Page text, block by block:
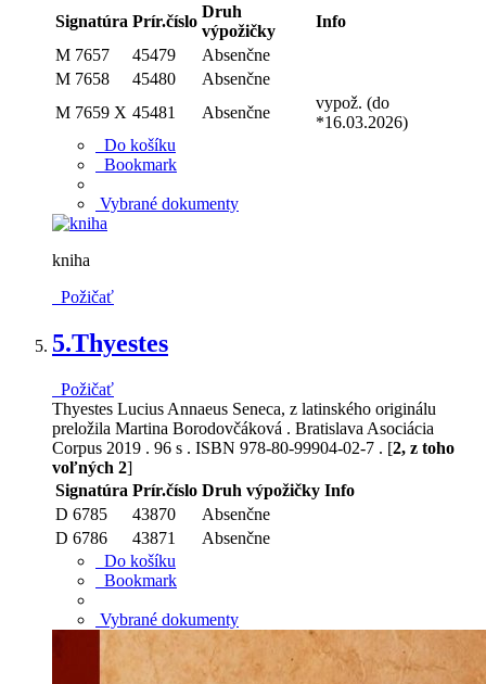
Signatúra Prír.číslo
Druh
výpožičky
Info
M 7657
45479
Absenčne
M 7658
45480
Absenčne
M 7659 X 45481 Absenčne
vypož. (do
*16.03.2026)
Do košíku
Bookmark
Vybrané dokumenty
kniha
Požičať
5.Thyestes
Požičať
Thyestes Lucius Annaeus Seneca, z latinského originálu
preložila Martina Borodovčáková . Bratislava Asociácia
Corpus 2019 . 96 s . ISBN 978-80-99904-02-7 . [2, z toho
voľných 2]
Signatúra Prír.číslo Druh výpožičky Info
D 6785
43870
Absenčne
D 6786
43871
Absenčne
Do košíku
Bookmark
Vybrané dokumenty